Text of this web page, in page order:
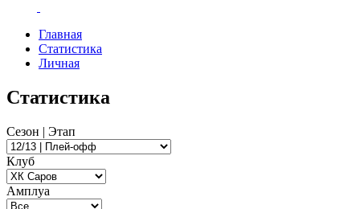
Главная
Статистика
Личная
Статистика
Сезон | Этап
Клуб
Амплуа